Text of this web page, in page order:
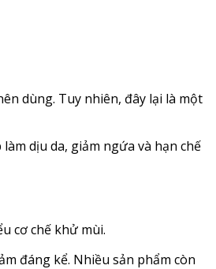
dùng. Tuy nhiên, đây lại là một
dịu da, giảm ngứa và hạn chế
cơ chế khử mùi.
đáng kể. Nhiều sản phẩm còn